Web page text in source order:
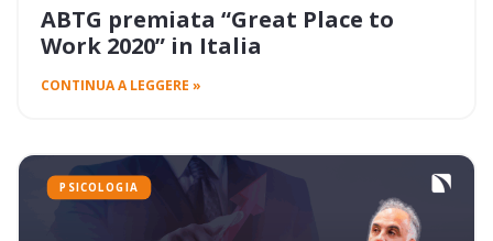
ABTG premiata “Great Place to
Work 2020” in Italia
CONTINUA A LEGGERE »
PSICOLOGIA